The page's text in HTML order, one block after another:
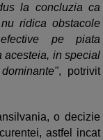
la concluzia ca
ridica obstacole
pe piata
acesteia, in special
, potrivit
o decizie
astfel incat